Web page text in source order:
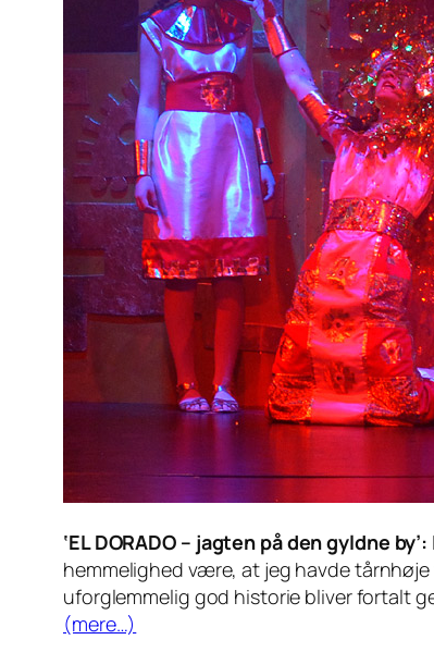
‘EL DORADO – jagten på den gyldne by’:
hemmelighed være, at jeg havde
uforglemmelig god historie bliver fortalt
(mere…)